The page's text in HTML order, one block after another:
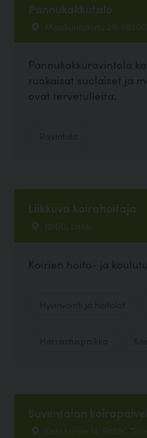
Pannukakkutalo
Maakuntakatu 29,
Pannukakkuravintola
ruokaisat suolaiset ja
ovat tervetulleita.
Liikkuva koirahoitaja
15100, Lahti
Koirien hoito- ja
Suventaian
Katiskontie 14, 95590